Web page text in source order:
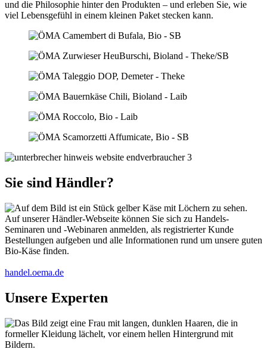
und die Philosophie hinter den Produkten – und erleben Sie, wie
viel Lebensgefühl in einem kleinen Paket stecken kann.
Sie sind Händler?
Auf unserer Händler-Webseite können Sie sich zu Handels-
Seminaren und -Webinaren anmelden, als registrierter Kunde
Bestellungen aufgeben und alle Informationen rund um unsere guten
Bio-Käse finden.
handel.oema.de
Unsere Experten